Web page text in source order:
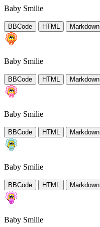
Baby Smilie
BBCode HTML Markdown
Baby Smilie
BBCode HTML Markdown
Baby Smilie
BBCode HTML Markdown
Baby Smilie
BBCode HTML Markdown
Baby Smilie